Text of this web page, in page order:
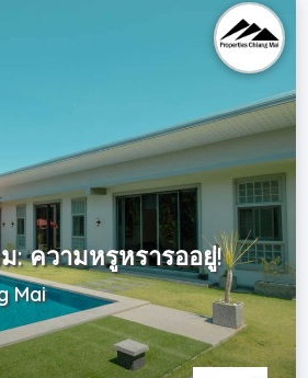
: ความหรูหรารออยู่!
Mai